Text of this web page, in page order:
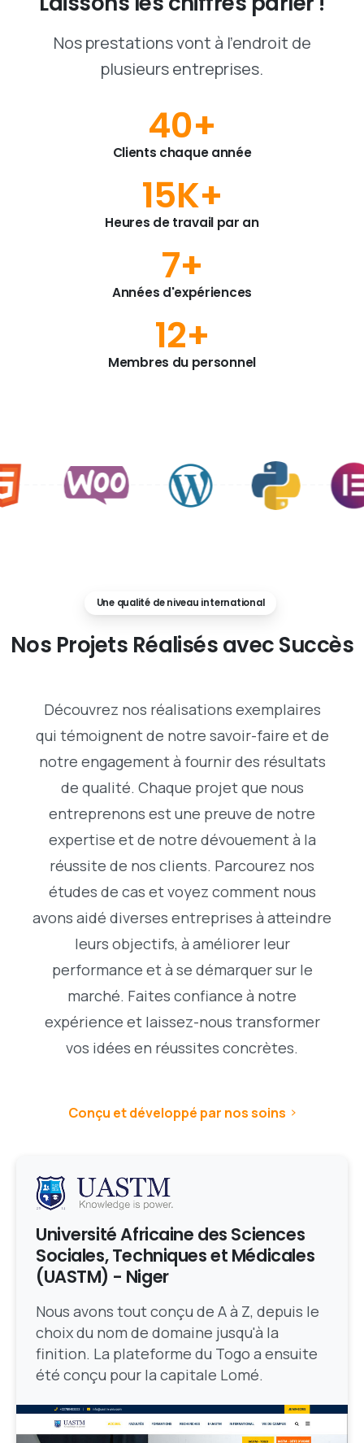
Nos prestations vont à l'endroit de
plusieurs entreprises.
40+
Clients chaque année
15K+
Heures de travail par an
7+
Années d'expériences
12+
Membres du personnel
Une qualité de niveau international
Nos Projets RéalisésavecSuccès
Découvrez nos réalisations exemplaires
qui témoignent de notre savoir-faire et de
notre engagement à fournir des résultats
de qualité. Chaque projet que nous
entreprenons est une preuve de notre
expertise et de notre dévouement à la
réussite de nos clients. Parcourez nos
études de cas et voyez comment nous
avons aidé diverses entreprises à atteindre
leurs objectifs, à améliorer leur
performance et à se démarquer sur le
marché. Faites confiance à notre
expérience et laissez-nous transformer
vos idées en réussites concrètes.
Conçu et développé par nos soins
Université Africaine des Sciences
Sociales, Techniques et Médicales
(UASTM) - Niger
Nous avons tout conçu de A à Z, depuis le
choix du nom de domaine jusqu'à la
finition. La plateforme du Togo a ensuite
été conçu pour la capitale Lomé.